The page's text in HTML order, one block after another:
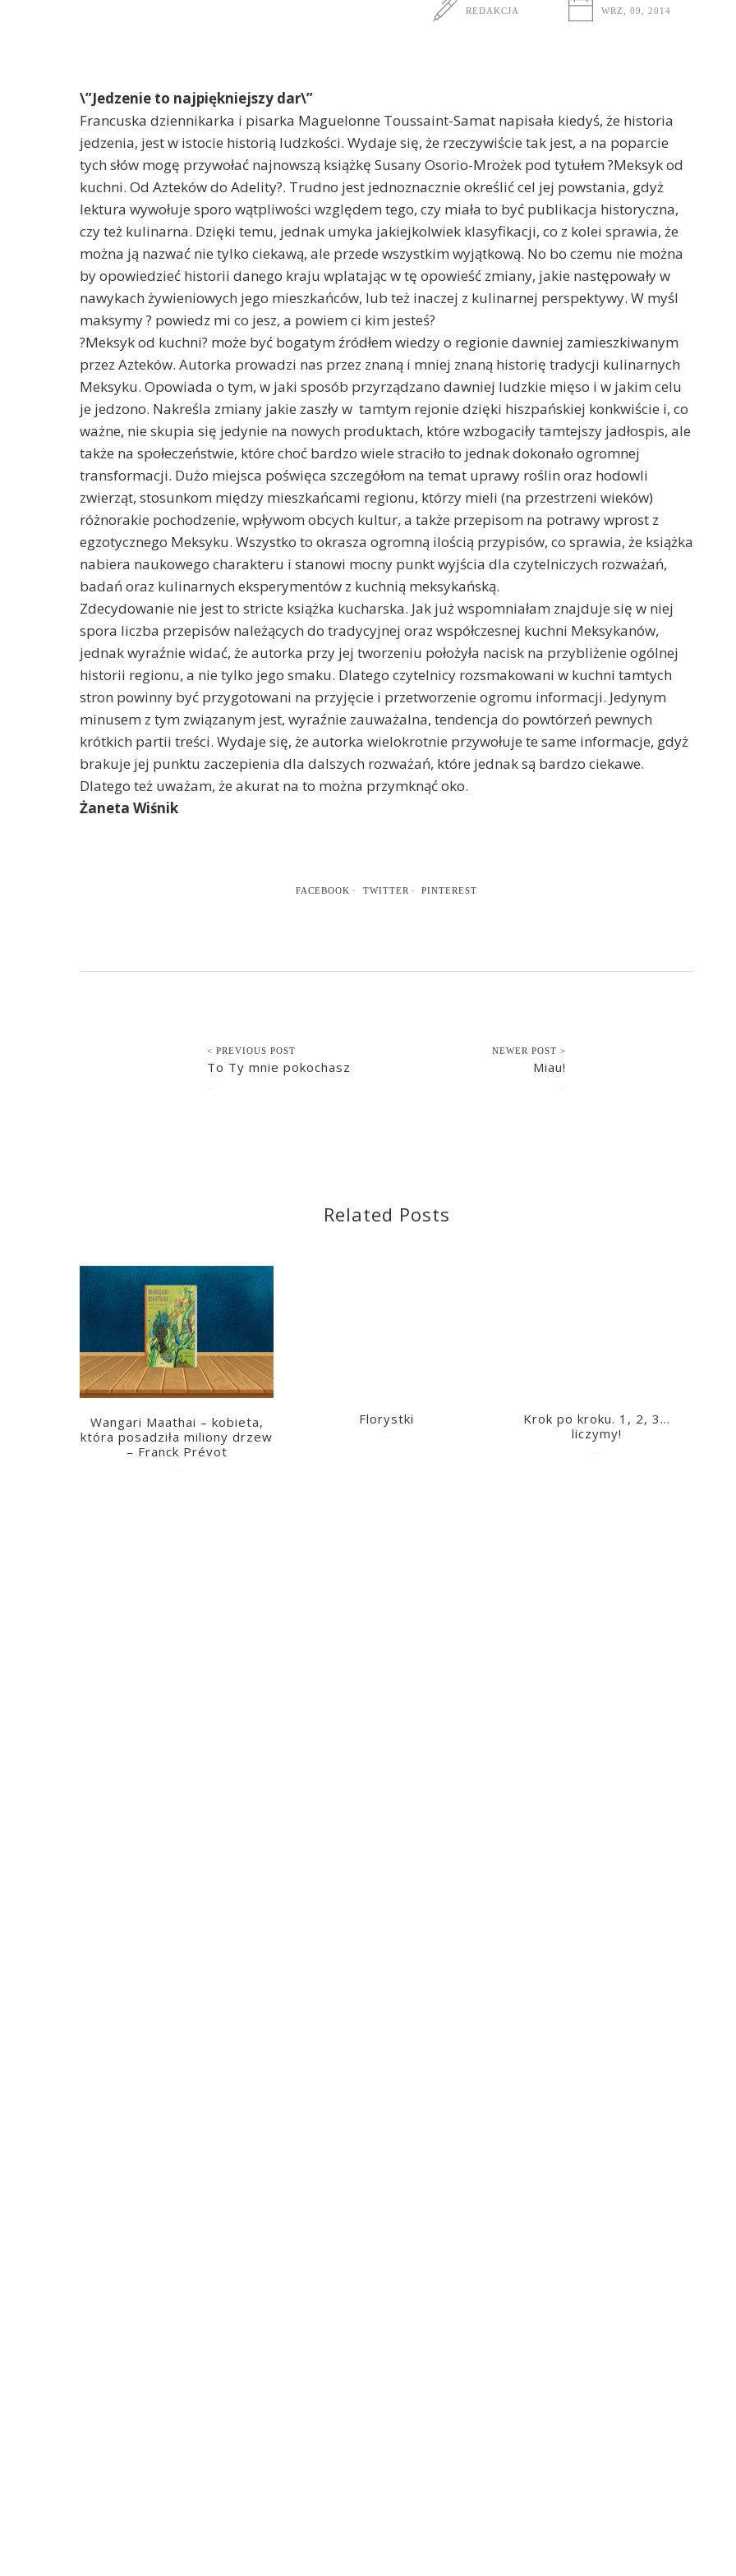
REDAKCJA WRZ, 09, 2014
\”Jedzenie to najpiękniejszy dar\”
Francuska dziennikarka i pisarka Maguelonne Toussaint-Samat napisała kiedyś, że historia
jedzenia, jest w istocie historią ludzkości. Wydaje się, że rzeczywiście tak jest, a na poparcie
tych słów mogę przywołać najnowszą książkę Susany Osorio-Mrożek pod tytułem ?Meksyk od
kuchni. Od Azteków do Adelity?. Trudno jest jednoznacznie określić cel jej powstania, gdyż
lektura wywołuje sporo wątpliwości względem tego, czy miała to być publikacja historyczna,
czy też kulinarna. Dzięki temu, jednak umyka jakiejkolwiek klasyfikacji, co z kolei sprawia, że
można ją nazwać nie tylko ciekawą, ale przede wszystkim wyjątkową. No bo czemu nie można
by opowiedzieć historii danego kraju wplatając w tę opowieść zmiany, jakie następowały w
nawykach żywieniowych jego mieszkańców, lub też inaczej z kulinarnej perspektywy. W myśl
maksymy ? powiedz mi co jesz, a powiem ci kim jesteś?
?Meksyk od kuchni? może być bogatym źródłem wiedzy o regionie dawniej zamieszkiwanym
przez Azteków. Autorka prowadzi nas przez znaną i mniej znaną historię tradycji kulinarnych
Meksyku. Opowiada o tym, w jaki sposób przyrządzano dawniej ludzkie mięso i w jakim celu
je jedzono. Nakreśla zmiany jakie zaszły w tamtym rejonie dzięki hiszpańskiej konkwiście i, co
ważne, nie skupia się jedynie na nowych produktach, które wzbogaciły tamtejszy jadłospis, ale
także na społeczeństwie, które choć bardzo wiele straciło to jednak dokonało ogromnej
transformacji. Dużo miejsca poświęca szczegółom na temat uprawy roślin oraz hodowli
zwierząt, stosunkom między mieszkańcami regionu, którzy mieli (na przestrzeni wieków)
różnorakie pochodzenie, wpływom obcych kultur, a także przepisom na potrawy wprost z
egzotycznego Meksyku. Wszystko to okrasza ogromną ilością przypisów, co sprawia, że książka
nabiera naukowego charakteru i stanowi mocny punkt wyjścia dla czytelniczych rozważań,
badań oraz kulinarnych eksperymentów z kuchnią meksykańską.
Zdecydowanie nie jest to stricte książka kucharska. Jak już wspomniałam znajduje się w niej
spora liczba przepisów należących do tradycyjnej oraz współczesnej kuchni Meksykanów,
jednak wyraźnie widać, że autorka przy jej tworzeniu położyła nacisk na przybliżenie ogólnej
historii regionu, a nie tylko jego smaku. Dlatego czytelnicy rozsmakowani w kuchni tamtych
stron powinny być przygotowani na przyjęcie i przetworzenie ogromu informacji. Jedynym
minusem z tym związanym jest, wyraźnie zauważalna, tendencja do powtórzeń pewnych
krótkich partii treści. Wydaje się, że autorka wielokrotnie przywołuje te same informacje, gdyż
brakuje jej punktu zaczepienia dla dalszych rozważań, które jednak są bardzo ciekawe.
Dlatego też uważam, że akurat na to można przymknąć oko.
Żaneta Wiśnik
FACEBOOK TWITTER PINTEREST
< PREVIOUS POST
To Ty mnie pokochasz
NEWER POST >
Miau!
Related Posts
Wangari Maathai – kobieta,
która posadziła miliony drzew
– Franck Prévot
Florystki
Krok po kroku. 1, 2, 3…
liczymy!